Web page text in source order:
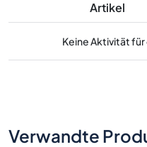
Artikel
Keine Aktivität
Verwandte